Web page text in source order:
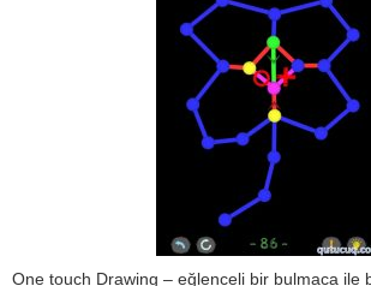
One touch Drawing – eğlenceli bir bulmaca ile